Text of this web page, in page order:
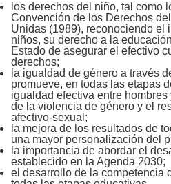
los derechos del niño, tal como
Convención de los Derechos
Unidas (1989), reconociendo el
niños, su derecho a la
Estado de asegurar el efectivo
derechos;
la igualdad de género a través
promueve, en todas las etapas
igualdad efectiva entre
de la violencia de género y el
afectivo-sexual;
la mejora de los resultados de
una mayor personalización del
la importancia de abordar el
establecido en la Agenda 2030;
el desarrollo de la competencia